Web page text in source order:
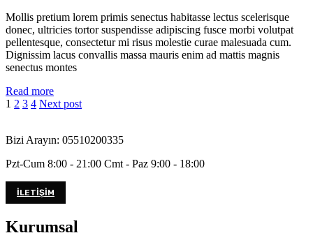
Mollis pretium lorem primis senectus habitasse lectus scelerisque
donec, ultricies tortor suspendisse adipiscing fusce morbi volutpat
pellentesque, consectetur mi risus molestie curae malesuada cum.
Dignissim lacus convallis massa mauris enim ad mattis magnis
senectus montes
Read more
1 2 3 4 Next post
Bizi Arayın: 05510200335
Pzt-Cum 8:00 - 21:00 Cmt - Paz 9:00 - 18:00
İLETIŞIM
Kurumsal